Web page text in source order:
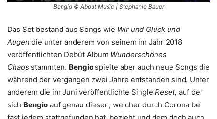
Bengio © About Musïc | Stephanie Bauer
Das Set bestand aus Songs wie Wir und Glück und
Augen die unter anderem von seinem im Jahr 2018
veröffentlichten Debüt Album Wunderschönes
Chaos stammten. Bengio spielte aber auch neue Songs die
während der vergangen zwei Jahre entstanden sind. Unter
anderem die im Juni veröffentlichte Single Reset, auf der
sich Bengio auf genau diesen, welcher durch Corona bei
fast jedem stattgefunden hat, bezieht und dem doch auch